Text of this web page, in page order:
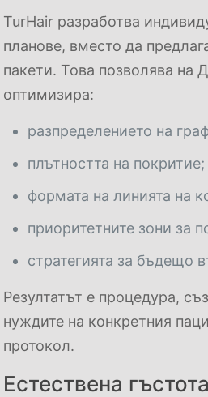
TurHair разработва
планове, вместо да
пакети. Това позволява на
оптимизира:
разпределението на
плътността на покритие;
формата на линията на
приоритетните зони за
стратегията за бъдещо
Резултатът е процедура,
нуждите на конкретния
протокол.
Естествена